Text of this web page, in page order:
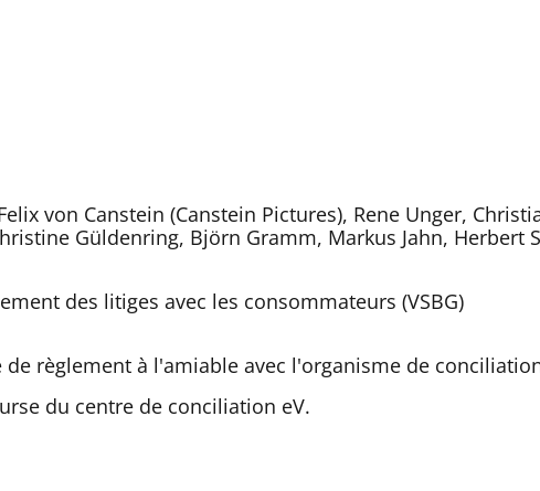
von Canstein (Canstein Pictures), Rene Unger,
Güldenring, Björn Gramm, Markus Jahn, Herbert
des litiges avec les consommateurs (VSBG)
règlement à l'amiable avec l'organisme de
du centre de conciliation eV.